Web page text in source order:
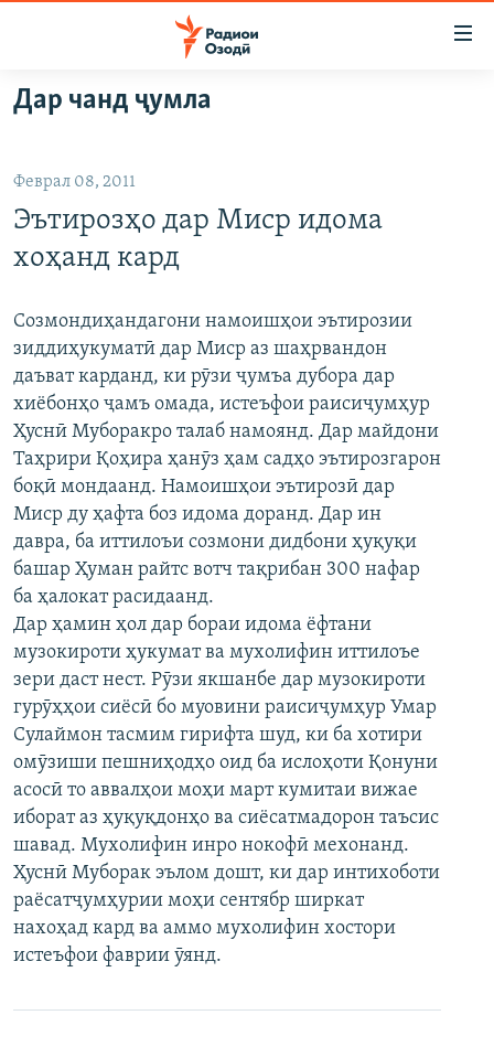
Ҷаҳиш
ба
аслӣ
Ҷаҳиш
ба
феҳристи
Ҷаҳиш
ҷустор
ГӮШАҲО
ҶОМЕА
ҚАЗИЯИ "КРОКУС"
ОСИЁИ МАРКАЗӢ
ФАРҲАНГ
МЕҲМОНИ ОЗОДӢ
ВАРЗИШ
РӮЗГОРИ МУҲОҶИР
САЛОМ, ХОҲАР
ТАҲҚИҚОТ
ҶАНГ ДАР УКРАИНА
НАЗАРИ МАРДУМ
БЛОГИСТОН
ОЗОДӢ ОНЛАЙН
ЧАНДРАСОНАӢ
ВИДЕО
НИГОРИСТОН
ГУЗОРИШҲОИ РАДИОӢ
РӮЙХАТҲО
КИТОБҲОИ ОЗОДӢ
Русский
ПАЙГИРӢ КУНЕД
Ҳамаи сомонаҳои RFE/RL
Дар чанд ҷумла
Феврал 08, 2011
Эътирозҳо дар Миср идома
хоҳанд кард
Созмондиҳандагони намоишҳои эътирозии
зиддиҳукуматӣ дар Миср аз шаҳрвандон
даъват карданд, ки рӯзи ҷумъа дубора дар
хиёбонҳо ҷамъ омада, истеъфои раисиҷумҳур
Ҳуснӣ Муборакро талаб намоянд. Дар майдони
Таҳрири Қоҳира ҳанӯз ҳам садҳо эътирозгарон
боқӣ мондаанд. Намоишҳои эътирозӣ дар
Миср ду ҳафта боз идома доранд. Дар ин
давра, ба иттилоъи созмони дидбони ҳуқуқи
башар Ҳуман райтс вотч тақрибан 300 нафар
ба ҳалокат расидаанд.
Дар ҳамин ҳол дар бораи идома ёфтани
музокироти ҳукумат ва мухолифин иттилоъе
зери даст нест. Рӯзи якшанбе дар музокироти
гурӯҳҳои сиёсӣ бо муовини раисиҷумҳур Умар
Сулаймон тасмим гирифта шуд, ки ба хотири
омӯзиши пешниҳодҳо оид ба ислоҳоти Қонуни
асосӣ то аввалҳои моҳи март кумитаи вижае
иборат аз ҳуқуқдонҳо ва сиёсатмадорон таъсис
шавад. Мухолифин инро нокофӣ мехонанд.
Ҳуснӣ Муборак эълом дошт, ки дар интихоботи
раёсатҷумҳурии моҳи сентябр ширкат
нахоҳад кард ва аммо мухолифин хостори
истеъфои фаврии ӯянд.